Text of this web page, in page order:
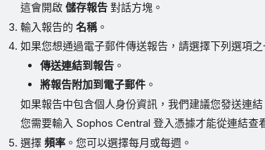
這會開啟儲存報告 對話方塊。
輸入報告的名稱。
如果您想通過電子郵件傳送報告，請選擇下列選項之
傳送連結到報告 。
將報告附加到電子郵件 。
如果報告中包含個人身份資訊，我們建議您發送連結
您需要輸入 Sophos Central 登入憑據才能從連結查
選擇頻率 。您可以選擇每月或每週。